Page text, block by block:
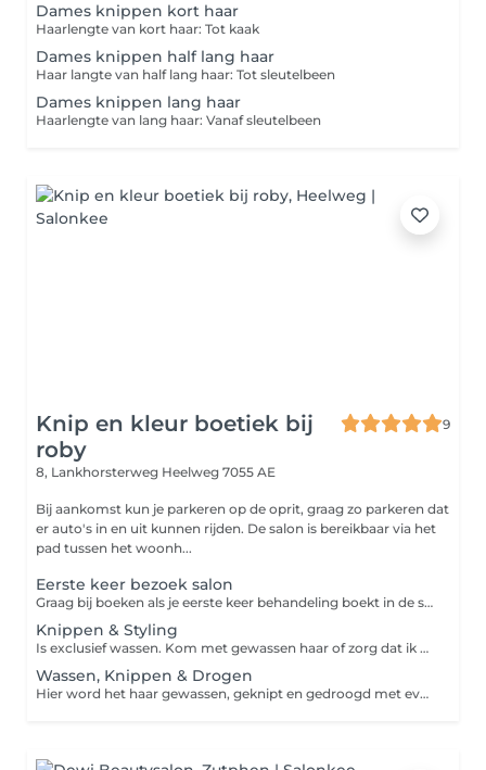
Dames knippen kort haar
Haarlengte van kort haar: Tot kaak
Dames knippen half lang haar
Haar langte van half lang haar: Tot sleutelbeen
Dames knippen lang haar
Haarlengte van lang haar: Vanaf sleutelbeen
Knip en kleur boetiek bij
roby
9
8, Lankhorsterweg Heelweg 7055 AE
Bij aankomst kun je parkeren op de oprit, graag zo parkeren dat
er auto's in en uit kunnen rijden. De salon is bereikbaar via het
pad tussen het woonh...
Eerste keer bezoek salon
Graag bij boeken als je eerste keer behandeling boekt in de salon (ook voor kleuren) andere behandeling moet je dus ook nog boeken!
Knippen & Styling
Is exclusief wassen. Kom met gewassen haar of zorg dat ik goed kan door kammen en knippen. (Geen gel of haarlak alsjeblieft) Hier zit geen model föhnen bij in. Wel evt wax, gel, mousse etc (Wel model föhnen erbij? Kort haar €4,25 , lang haar €9,00)
Wassen, Knippen & Drogen
Hier word het haar gewassen, geknipt en gedroogd met eventueel producten. Geen model föhnen. Als je model wilt föhnen kies dan pakket van 35 euro of 44 euro als je lang haar hebt.